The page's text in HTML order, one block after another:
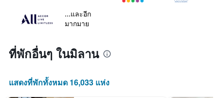
...และอีก
มากมาย
ที่พักอื่นๆ ในมิลาน
แสดงที่พักทั้งหมด 16,033 แห่ง